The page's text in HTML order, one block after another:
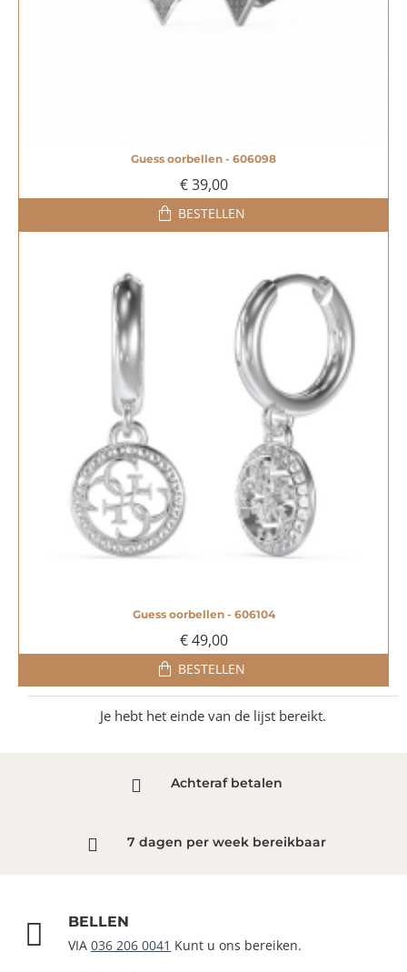
Guess oorbellen - 606098
€ 39,00
BESTELLEN
Guess oorbellen - 606104
€ 49,00
BESTELLEN
Je hebt het einde van de lijst bereikt.
Achteraf betalen
7 dagen per week bereikbaar
BELLEN
VIA 036 206 0041 Kunt u ons bereiken.